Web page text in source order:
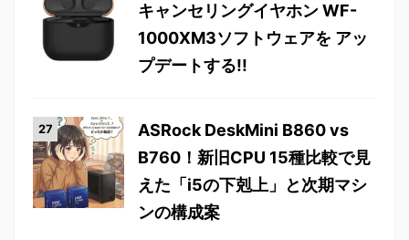
キャンセリングイヤホン WF-
1000XM3ソフトウェアを アッ
プデートする!!
ASRock DeskMini B860 vs
B760！新旧CPU 15種比較で見
えた「i5の下剋上」と次期マシ
ンの構成案